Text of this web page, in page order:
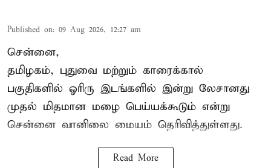
Published on: 09 Aug 2026, 12:27 am
சென்னை,
தமிழகம், புதுவை மற்றும் காரைக்கால்
பகுதிகளில் ஓரிரு இடங்களில் இன்று லேசானது
முதல் மிதமான மழை பெய்யக்கூடும் என்று
சென்னை வானிலை மையம் தெரிவித்துள்ளது.
Read More